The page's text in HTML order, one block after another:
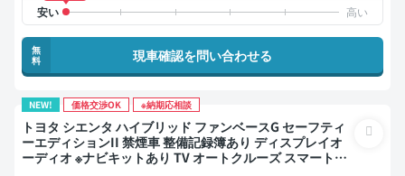
無
料
現車確認を問い合わせる
NEW! 価格交渉OK ※納期応相談
トヨタ シエンタ ハイブリッド ファンベースG セーフティ
ーエディションII 禁煙車 整備記録簿あり ディスプレイオ
ーディオ ※ナビキットあり TV オートクルーズ スマートキ